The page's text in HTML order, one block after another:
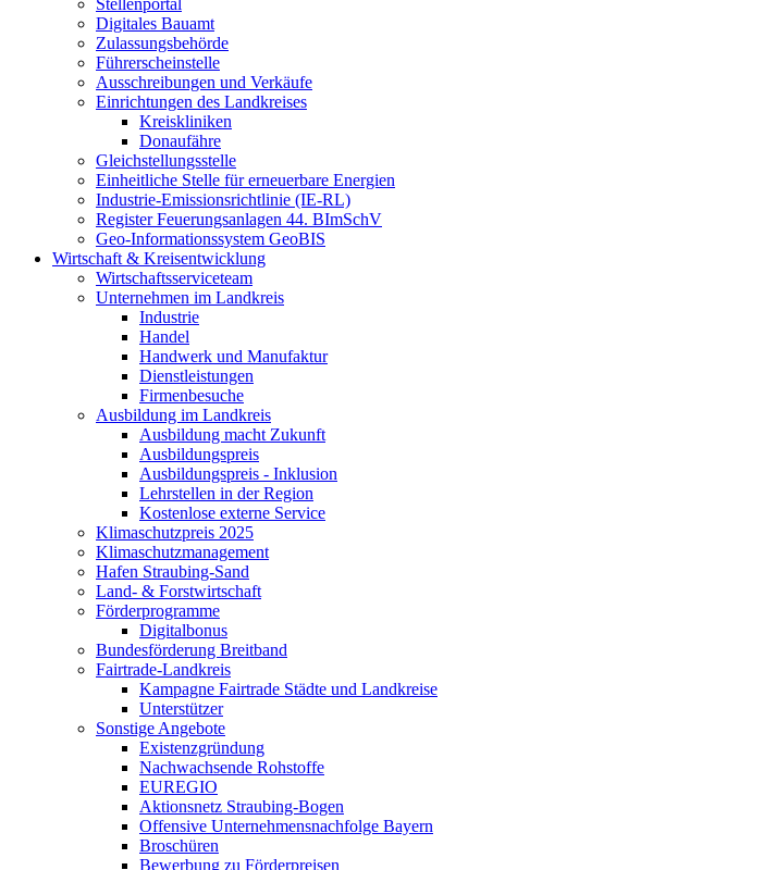
Stellenportal
Digitales Bauamt
Zulassungsbehörde
Führerscheinstelle
Ausschreibungen und Verkäufe
Einrichtungen des Landkreises
Kreiskliniken
Donaufähre
Gleichstellungsstelle
Einheitliche Stelle für erneuerbare Energien
Industrie-Emissionsrichtlinie (IE-RL)
Register Feuerungsanlagen 44. BImSchV
Geo-Informationssystem GeoBIS
Wirtschaft & Kreisentwicklung
Wirtschaftsserviceteam
Unternehmen im Landkreis
Industrie
Handel
Handwerk und Manufaktur
Dienstleistungen
Firmenbesuche
Ausbildung im Landkreis
Ausbildung macht Zukunft
Ausbildungspreis
Ausbildungspreis - Inklusion
Lehrstellen in der Region
Kostenlose externe Service
Klimaschutzpreis 2025
Klimaschutzmanagement
Hafen Straubing-Sand
Land- & Forstwirtschaft
Förderprogramme
Digitalbonus
Bundesförderung Breitband
Fairtrade-Landkreis
Kampagne Fairtrade Städte und Landkreise
Unterstützer
Sonstige Angebote
Existenzgründung
Nachwachsende Rohstoffe
EUREGIO
Aktionsnetz Straubing-Bogen
Offensive Unternehmensnachfolge Bayern
Broschüren
Bewerbung zu Förderpreisen